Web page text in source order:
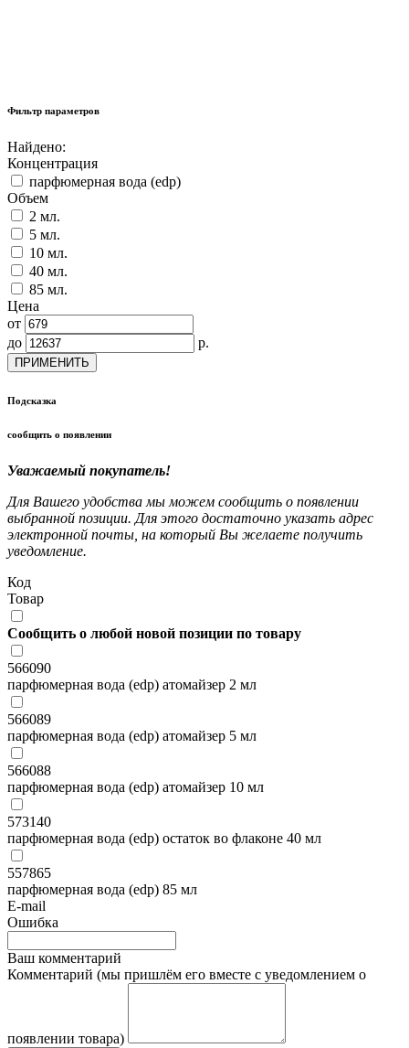
Фильтр параметров
Найдено:
Концентрация
парфюмерная вода (edp)
Объем
2 мл.
5 мл.
10 мл.
40 мл.
85 мл.
Цена
от
до
р.
ПРИМЕНИТЬ
Подсказка
сообщить о появлении
Уважаемый покупатель!
Для Вашего удобства мы можем сообщить о появлении
выбранной позиции. Для этого достаточно указать адрес
электронной почты, на который Вы желаете получить
уведомление.
Код
Товар
Сообщить о любой новой позиции по товару
566090
парфюмерная вода (edp) атомайзер 2 мл
566089
парфюмерная вода (edp) атомайзер 5 мл
566088
парфюмерная вода (edp) атомайзер 10 мл
573140
парфюмерная вода (edp) остаток во флаконе 40 мл
557865
парфюмерная вода (edp) 85 мл
E-mail
Ошибка
Ваш комментарий
Комментарий (мы пришлём его вместе с уведомлением о
появлении товара)